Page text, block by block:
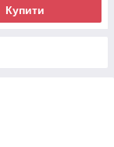
Купити